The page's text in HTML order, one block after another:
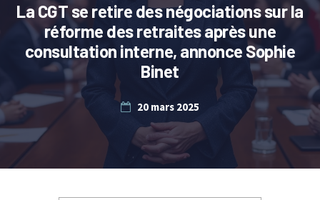
La CGT se retire des négociations sur la
réforme des retraites après une
consultation interne, annonce Sophie
Binet
20 mars 2025